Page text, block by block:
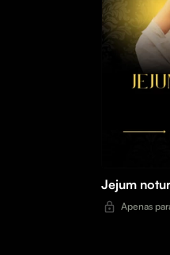
Jejum
Apenas